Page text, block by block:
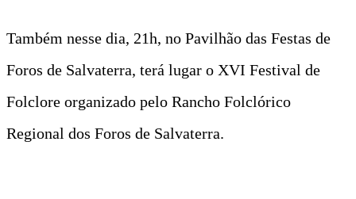
Também nesse dia, 21h, no Pavilhão das Festas de
Foros de Salvaterra, terá lugar o XVI Festival de
Folclore organizado pelo Rancho Folclórico
Regional dos Foros de Salvaterra.